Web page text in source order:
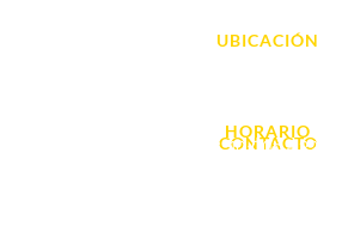
UBICACIÓN
HORARIO
L. - S. 10:00h a 22:00h
CONTACTO